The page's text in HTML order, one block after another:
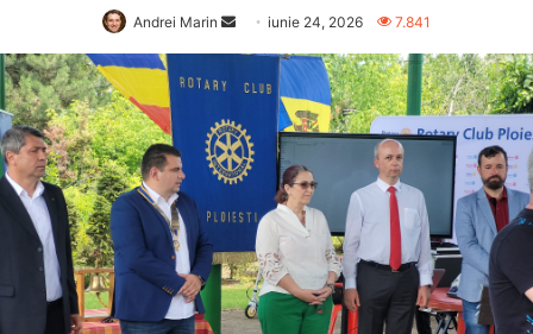
Andrei Marin
Send
an
email
iunie 24, 2026 7.841